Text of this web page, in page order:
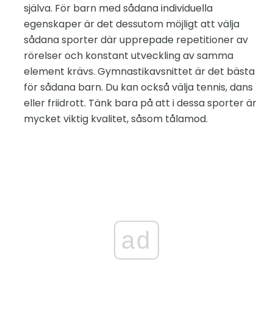
själva. För barn med sådana individuella
egenskaper är det dessutom möjligt att välja
sådana sporter där upprepade repetitioner av
rörelser och konstant utveckling av samma
element krävs. Gymnastikavsnittet är det bästa
för sådana barn. Du kan också välja tennis, dans
eller friidrott. Tänk bara på att i dessa sporter är
mycket viktig kvalitet, såsom tålamod.
ad